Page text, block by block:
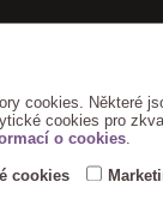
cookies. Některé
cookies pro
o cookies.
cookies